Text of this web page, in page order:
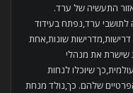
התעשיה של ערד.
ערד,נפתח בעידוד
דרישות,מדרישות שונות,אחת
שישרת את מנהלי
שיוכלו לנחות
שלהם. כך,נולד מנחת